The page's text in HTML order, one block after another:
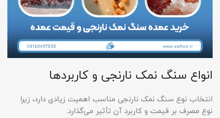
انواع سنگ نمک نارنجی و کاربردها
انتخاب نوع سنگ نمک نارنجی مناسب اهمیت زیادی دارد، زیرا
نوع مصرف بر قیمت و کاربرد آن تأثیر می‌گذارد.